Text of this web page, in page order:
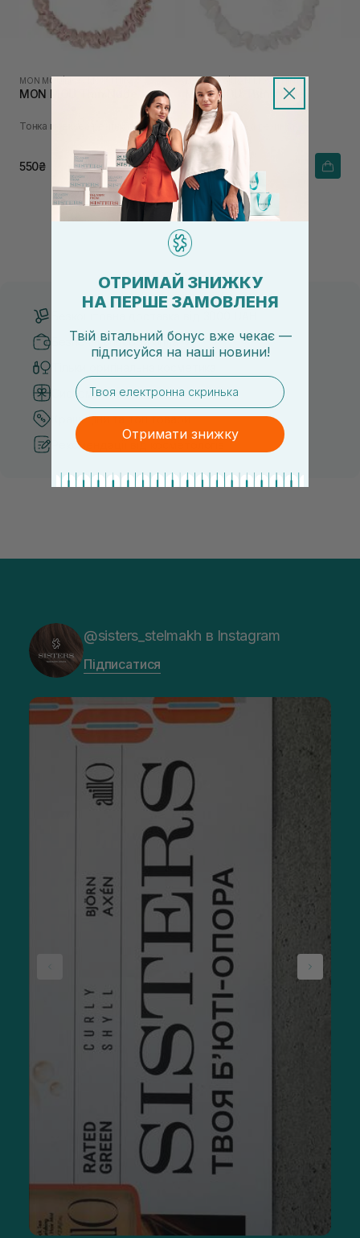
MON MOU
MON MOU Thin Nude
Тонка шовкова резинка
550₴
MON MOU MON MOU THIN
MON MOU Thin White
Тонка шовкова резинка
550₴
Безпечні способи оплати
Система бонусів та лояльності
Кращі ціни та топ товари
Рекомендації від косметологів
@sisters_stelmakh в Instagram
Підписатися
ОТРИМАЙ ЗНИЖКУ
НА ПЕРШЕ ЗАМОВЛЕНЯ
Твій вітальний бонус вже чекає —
підписуйся на наші новини!
email
Отримати знижку